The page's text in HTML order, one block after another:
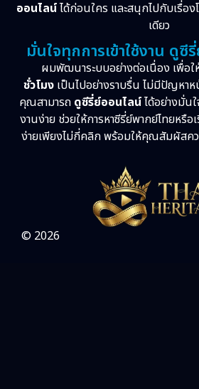
ออนไลน์ได้ก่อนใคร และสนุกไปกับเรื่อง
เดียว
มั่นใจทุกการเข้าใช้งาน ดูซี
ผมพัฒนาระบบอย่างต่อเนื่อง เพื่อใ
ชั่วโมงเป็นไปอย่างราบรื่น ไม่มีปัญหาห
คุณสามารถ ดูซีรี่ย์ออนไลน์ได้อย่างมั่น
งานง่าย ช่วยให้การหาซีรี่ย์พากย์ไทยหรือ
ง่ายเพียงไม่กี่คลิก พร้อมให้คุณสัมผัสคว
© 2026